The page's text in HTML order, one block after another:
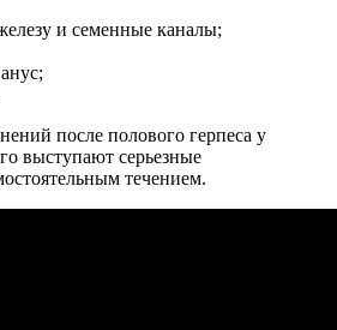
и семенные каналы;
после полового герпеса у
выступают серьезные
течением.